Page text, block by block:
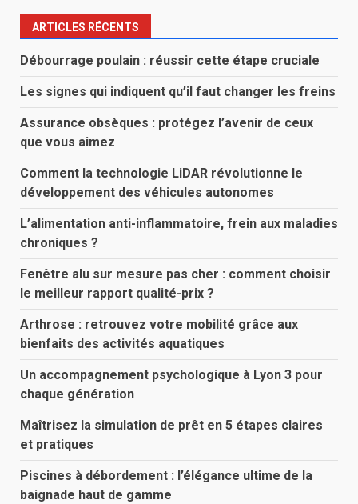
ARTICLES RÉCENTS
Débourrage poulain : réussir cette étape cruciale
Les signes qui indiquent qu’il faut changer les freins
Assurance obsèques : protégez l’avenir de ceux
que vous aimez
Comment la technologie LiDAR révolutionne le
développement des véhicules autonomes
L’alimentation anti-inflammatoire, frein aux maladies
chroniques ?
Fenêtre alu sur mesure pas cher : comment choisir
le meilleur rapport qualité-prix ?
Arthrose : retrouvez votre mobilité grâce aux
bienfaits des activités aquatiques
Un accompagnement psychologique à Lyon 3 pour
chaque génération
Maîtrisez la simulation de prêt en 5 étapes claires
et pratiques
Piscines à débordement : l’élégance ultime de la
baignade haut de gamme